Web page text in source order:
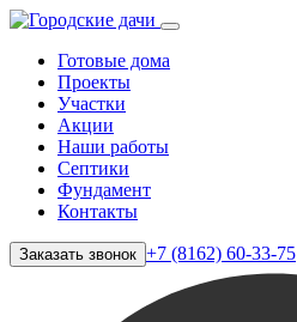
Готовые дома
Проекты
Участки
Акции
Наши работы
Септики
Фундамент
Контакты
Заказать звонок +7 (8162) 60-33-75